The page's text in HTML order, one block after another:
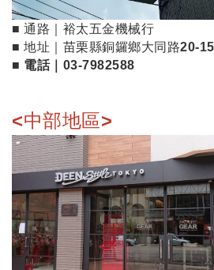
■ 通路｜裕太五金機械行
■ 地址｜ 苗栗縣銅鑼鄉大同路20-
■ 電話｜ 03-7982588
<中部地區>